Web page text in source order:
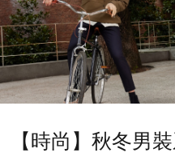
【時尚】秋冬男